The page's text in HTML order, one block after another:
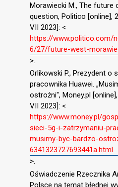
Morawiecki M., The future
question, Politico [online],
VII 2023]: <
https://www.politico.com/
6/27/future-west-
>.
Orlikowski P., Prezydent o
pracownika Huawei.
ostrożni", Money.pl
VII 2023]: <
https://www.money.pl/
sieci-5g-i-zatrzymaniu-
musimy-byc-bardzo-
6341323727693441a.html
>.
Oświadczenie Rzecznika
Polsce na temat błędnej